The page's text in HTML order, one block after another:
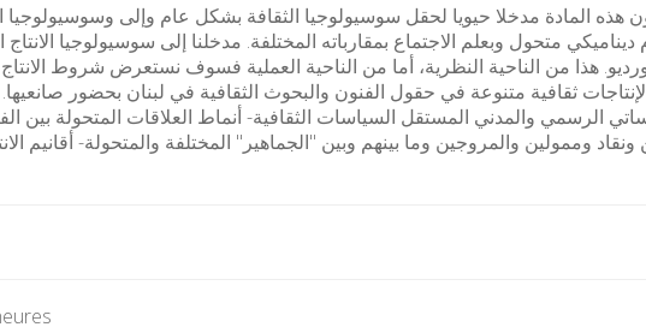
هذه المادة مدخلا حيويا لحقل سوسيولوجيا الثقافة بشكل عام وإلى
ديناميكي متحول وبعلم الاجتماع بمقارباته المختلفة. مدخلنا إلى سوسيولوجيا
هذا من الناحية النظرية، أما من الناحية العملية فسوف نستعرض شروط
ثقافية متنوعة في حقول الفنون والبحوث الثقافية في لبنان بحضور
الرسمي والمدني المستقل السياسات الثقافية- أنماط العلاقات المتحولة بين
وممولين والمروجين وما بينهم وبين "الجماهير" المختلفة والمتحولة- أقانيم